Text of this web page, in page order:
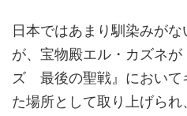
日本ではあまり馴染みが
が、宝物殿エル・カズネ
ズ 最後の聖戦』において
た場所として取り上げら